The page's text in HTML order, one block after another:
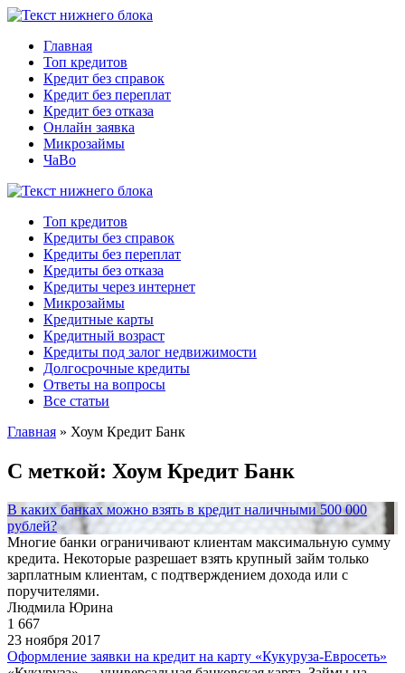
Главная
Топ кредитов
Кредит без справок
Кредит без переплат
Кредит без отказа
Онлайн заявка
Микрозаймы
ЧаВо
Топ кредитов
Кредиты без справок
Кредиты без переплат
Кредиты без отказа
Кредиты через интернет
Микрозаймы
Кредитные карты
Кредитный возраст
Кредиты под залог недвижимости
Долгосрочные кредиты
Ответы на вопросы
Все статьи
Главная » Хоум Кредит Банк
С меткой: Хоум Кредит Банк
В каких банках можно взять в кредит наличными 500 000
рублей?
Многие банки ограничивают клиентам максимальную сумму
кредита. Некоторые разрешает взять крупный займ только
зарплатным клиентам, с подтверждением дохода или с
поручителями.
Людмила Юрина
1 667
23 ноября 2017
Оформление заявки на кредит на карту «Кукуруза-Евросеть»